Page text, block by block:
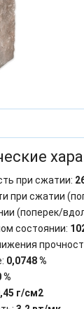
при сжатии:
при сжатии
(поперек/
состоянии:
0,0748 %
%
г/см2